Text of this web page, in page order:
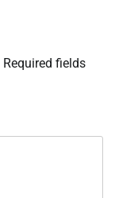
Required fields